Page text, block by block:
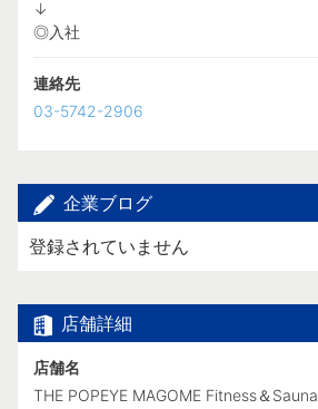
↓
◎入社
連絡先
03-5742-2906
企業ブログ
登録されていません
店舗詳細
店舗名
THE POPEYE MAGOME Fitness＆Sauna